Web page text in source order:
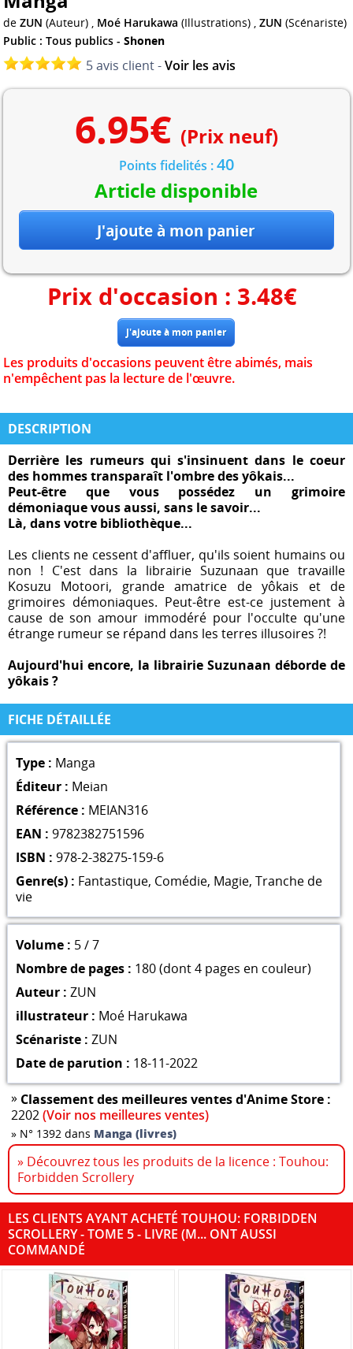
deZUN (Auteur) , Moé Harukawa (Illustrations) ,ZUN (Scénariste)
Public : Tous publics -Shonen
5 avis client -Voir les avis
6.95€ (Prix neuf)
Points fidelités :40
Article disponible
Prix d'occasion : 3.48€
Les produits d'occasions peuvent être abimés, mais
n'empêchent pas la lecture de l'œuvre.
DESCRIPTION
Derrière les rumeurs qui s'insinuent dans le coeur
des hommes transparaît l'ombre des yôkais...
Peut-être que vous possédez un grimoire
démoniaque vous aussi, sans le savoir...
Là, dans votre bibliothèque...
Les clients ne cessent d'affluer, qu'ils soient humains ou
non ! C'est dans la librairie Suzunaan que travaille
Kosuzu Motoori, grande amatrice de yôkais et de
grimoires démoniaques. Peut-être est-ce justement à
cause de son amour immodéré pour l'occulte qu'une
étrange rumeur se répand dans les terres illusoires ?!
Aujourd'hui encore, la librairie Suzunaan déborde de
yôkais ?
FICHE DÉTAILLÉE
Type : Manga
Éditeur : Meian
Référence : MEIAN316
EAN : 9782382751596
ISBN : 978-2-38275-159-6
Genre(s) : Fantastique, Comédie, Magie, Tranche de
vie
Volume : 5 / 7
Nombre de pages : 180 (dont 4 pages en couleur)
Auteur : ZUN
illustrateur : Moé Harukawa
Scénariste : ZUN
Date de parution : 18-11-2022
» Classement des meilleures ventes d'Anime Store :
2202(Voir nos meilleures ventes)
» N° 1392 dans Manga (livres)
» Découvrez tous les produits de la licence : Touhou:
Forbidden Scrollery
LES CLIENTS AYANT ACHETÉ TOUHOU: FORBIDDEN
SCROLLERY - TOME 5 - LIVRE (M... ONT AUSSI
COMMANDÉ